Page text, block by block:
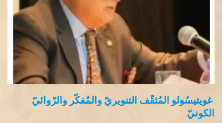
غويتيسُولو المُثقّف التنويريّ والمُفكّر والرّوائيّ
الكونيّ